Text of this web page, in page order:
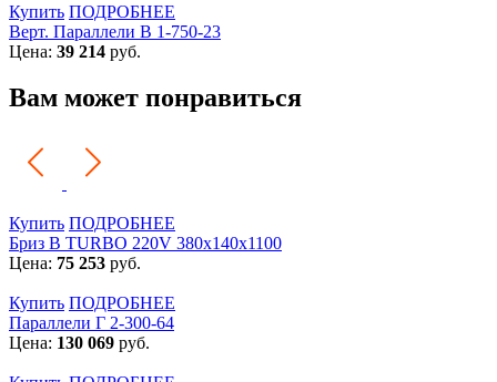
Купить ПОДРОБНЕЕ
Верт. Параллели В 1-750-23
Цена: 39 214 руб.
Вам может понравиться
Купить ПОДРОБНЕЕ
Бриз В TURBO 220V 380х140х1100
Цена: 75 253 руб.
Купить ПОДРОБНЕЕ
Параллели Г 2-300-64
Цена: 130 069 руб.